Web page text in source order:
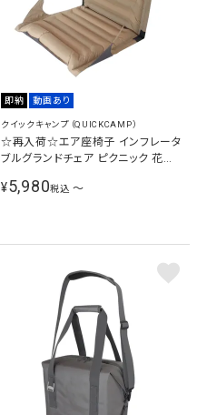
即納 動画あり
クイックキャンプ（QUICKCAMP）
☆再入荷☆エア座椅子 インフレータ
ブルグランドチェア ピクニック 花火
¥5,980税込 〜